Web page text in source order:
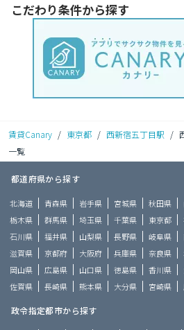
こだわり条件から探す
賃貸Canary / 東京都 / 西新宿五丁目駅 /
一覧
都道府県から探す
北海道 青森県 岩手県 宮城県 秋田県
栃木県
群馬県 埼玉県 千葉県 東京都
石川県
福井県 山梨県 長野県 岐阜県
滋賀県
京都府 大阪府 兵庫県 奈良県
岡山県
広島県 山口県 徳島県 香川県
佐賀県
長崎県 熊本県 大分県 宮崎県
政令指定都市から探す